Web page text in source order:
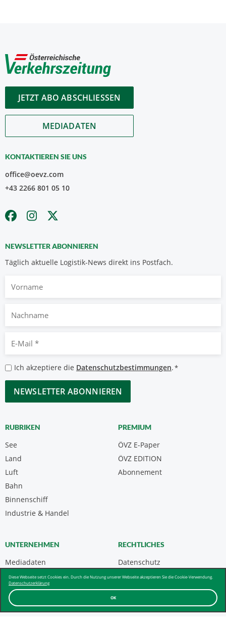
OK
Diese Webseite setzt Cookies ein. Durch die Nutzung unserer Webseite akzeptieren Sie die Cookie-Verwendung.
Datenschutzerklärung
JETZT ABO ABSCHLIESSEN
MEDIADATEN
KONTAKTIEREN SIE UNS
office@oevz.com
+43 2266 801 05 10
NEWSLETTER ABONNIEREN
Täglich aktuelle Logistik-News direkt ins Postfach.
Nachname
Mail
*
Datenschutzbestimmungen
*
Ich akzeptiere die Datenschutzbestimmungen.*
CAPTCHA
RUBRIKEN
See
Land
Luft
Bahn
Binnenschiff
Industrie & Handel
PREMIUM
ÖVZ E-Paper
Abonnement
ÖVZ EDITION
UNTERNEHMEN
Mediadaten
Kontakt
Über uns & AGB
RECHTLICHES
Datenschutz
Impressum